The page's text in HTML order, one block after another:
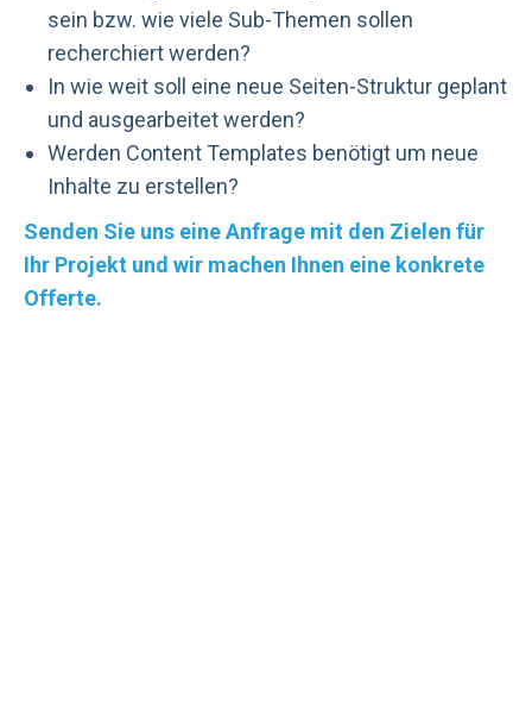
sein bzw. wie viele Sub-Themen sollen
recherchiert werden?
In wie weit soll eine neue Seiten-Struktur geplant
und ausgearbeitet werden?
Werden Content Templates benötigt um neue
Inhalte zu erstellen?
Senden Sie uns eine Anfrage mit den Zielen für
Ihr Projekt und wir machen Ihnen eine konkrete
Offerte.